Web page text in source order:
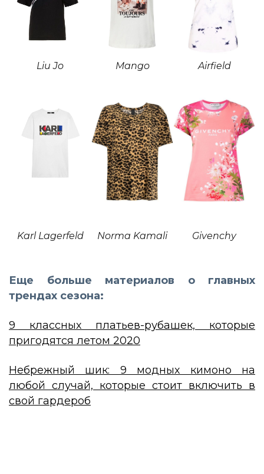
Liu Jo Mango Airfield
Karl Lagerfeld Norma Kamali Givenchy
Еще больше материалов о главных
трендах сезона:
9 классных платьев-рубашек, которые
пригодятся летом 2020
Небрежный шик: 9 модных кимоно на
любой случай, которые стоит включить в
свой гардероб